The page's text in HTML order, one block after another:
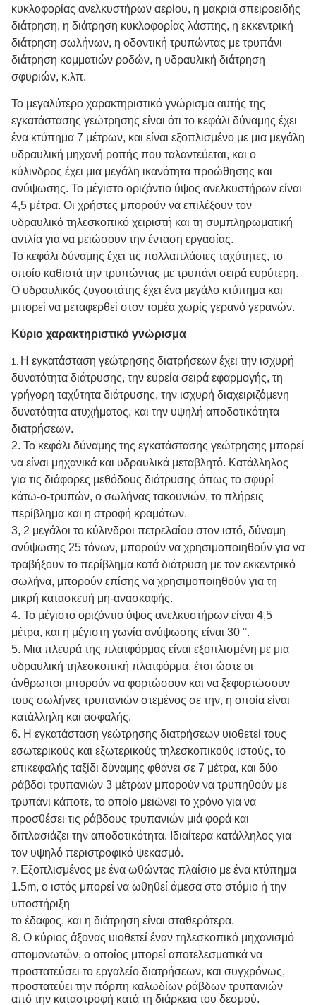
κυκλοφορίας ανελκυστήρων αερίου, η μακριά σπειροειδής
διάτρηση, η διάτρηση κυκλοφορίας λάσπης, η εκκεντρική
διάτρηση σωλήνων, η οδοντική τρυπώντας με τρυπάνι
διάτρηση κομματιών ροδών, η υδραυλική διάτρηση
σφυριών, κ.λπ.
Το μεγαλύτερο χαρακτηριστικό γνώρισμα αυτής της
εγκατάστασης γεώτρησης είναι ότι το κεφάλι δύναμης έχει
ένα κτύπημα 7 μέτρων, και είναι εξοπλισμένο με μια μεγάλη
υδραυλική μηχανή ροπής που ταλαντεύεται, και ο
κύλινδρος έχει μια μεγάλη ικανότητα προώθησης και
ανύψωσης. Το μέγιστο οριζόντιο ύψος ανελκυστήρων είναι
4,5 μέτρα. Οι χρήστες μπορούν να επιλέξουν τον
υδραυλικό τηλεσκοπικό χειριστή και τη συμπληρωματική
αντλία για να μειώσουν την ένταση εργασίας.
Το κεφάλι δύναμης έχει τις πολλαπλάσιες ταχύτητες, το
οποίο καθιστά την τρυπώντας με τρυπάνι σειρά ευρύτερη.
Ο υδραυλικός ζυγοστάτης έχει ένα μεγάλο κτύπημα και
μπορεί να μεταφερθεί στον τομέα χωρίς γερανό γερανών.
Κύριο χαρακτηριστικό γνώρισμα
1. Η εγκατάσταση γεώτρησης διατρήσεων έχει την ισχυρή
δυνατότητα διάτρυσης, την ευρεία σειρά εφαρμογής, τη
γρήγορη ταχύτητα διάτρυσης, την ισχυρή διαχειριζόμενη
δυνατότητα ατυχήματος, και την υψηλή αποδοτικότητα
διατρήσεων.
2. Το κεφάλι δύναμης της εγκατάστασης γεώτρησης μπορεί
να είναι μηχανικά και υδραυλικά μεταβλητό. Κατάλληλος
για τις διάφορες μεθόδους διάτρυσης όπως το σφυρί
κάτω-ο-τρυπών, ο σωλήνας τακουνιών, το πλήρεις
περίβλημα και η στροφή κραμάτων.
3, 2 μεγάλοι το κύλινδροι πετρελαίου στον ιστό, δύναμη
ανύψωσης 25 τόνων, μπορούν να χρησιμοποιηθούν για να
τραβήξουν το περίβλημα κατά διάτρυση με τον εκκεντρικό
σωλήνα, μπορούν επίσης να χρησιμοποιηθούν για τη
μικρή κατασκευή μη-ανασκαφής.
4. Το μέγιστο οριζόντιο ύψος ανελκυστήρων είναι 4,5
μέτρα, και η μέγιστη γωνία ανύψωσης είναι 30 °.
5. Μια πλευρά της πλατφόρμας είναι εξοπλισμένη με μια
υδραυλική τηλεσκοπική πλατφόρμα, έτσι ώστε οι
άνθρωποι μπορούν να φορτώσουν και να ξεφορτώσουν
τους σωλήνες τρυπανιών στεμένος σε την, η οποία είναι
κατάλληλη και ασφαλής.
6. Η εγκατάσταση γεώτρησης διατρήσεων υιοθετεί τους
εσωτερικούς και εξωτερικούς τηλεσκοπικούς ιστούς, το
επικεφαλής ταξίδι δύναμης φθάνει σε 7 μέτρα, και δύο
ράβδοι τρυπανιών 3 μέτρων μπορούν να τρυπηθούν με
τρυπάνι κάποτε, το οποίο μειώνει το χρόνο για να
προσθέσει τις ράβδους τρυπανιών μιά φορά και
διπλασιάζει την αποδοτικότητα. Ιδιαίτερα κατάλληλος για
τον υψηλό περιστροφικό ψεκασμό.
7. Εξοπλισμένος με ένα ωθώντας πλαίσιο με ένα κτύπημα
1.5m, ο ιστός μπορεί να ωθηθεί άμεσα στο στόμιο ή την
υποστήριξη
το έδαφος, και η διάτρηση είναι σταθερότερα.
8. Ο κύριος άξονας υιοθετεί έναν τηλεσκοπικό μηχανισμό
απομονωτών, ο οποίος μπορεί αποτελεσματικά να
προστατεύσει το εργαλείο διατρήσεων, και συγχρόνως,
προστατεύει την πόρπη καλωδίων ράβδων τρυπανιών
από την καταστροφή κατά τη διάρκεια του δεσμού.